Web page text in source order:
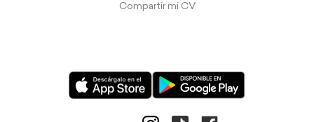
Compartir mi CV